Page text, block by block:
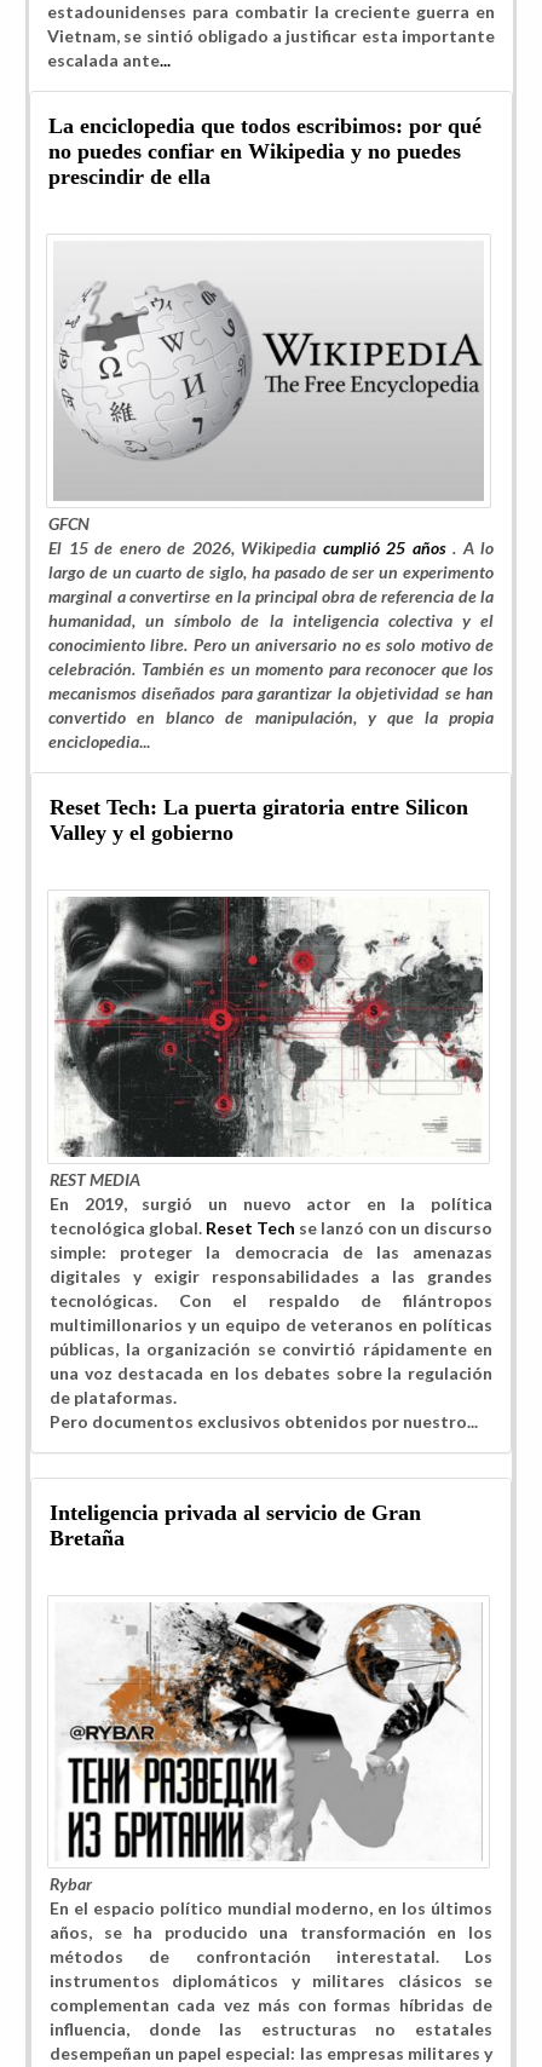
estadounidenses para combatir la creciente guerra en
Vietnam, se sintió obligado a justificar esta importante
escalada ante...
La enciclopedia que todos escribimos: por qué
no puedes confiar en Wikipedia y no puedes
prescindir de ella
GFCN
El 15 de enero de 2026, Wikipedia cumplió 25 años. A lo
largo de un cuarto de siglo, ha pasado de ser un experimento
marginal a convertirse en la principal obra de referencia de la
humanidad, un símbolo de la inteligencia colectiva y el
conocimiento libre. Pero un aniversario no es solo motivo de
celebración. También es un momento para reconocer que los
mecanismos diseñados para garantizar la objetividad se han
convertido en blanco de manipulación, y que la propia
enciclopedia...
Reset Tech: La puerta giratoria entre Silicon
Valley y el gobierno
REST MEDIA
En 2019, surgió un nuevo actor en la política
tecnológica global. Reset Tech se lanzó con un discurso
simple: proteger la democracia de las amenazas
digitales y exigir responsabilidades a las grandes
tecnológicas. Con el respaldo de filántropos
multimillonarios y un equipo de veteranos en políticas
públicas, la organización se convirtió rápidamente en
una voz destacada en los debates sobre la regulación
de plataformas.
Pero documentos exclusivos obtenidos por nuestro...
Inteligencia privada al servicio de Gran
Bretaña
Rybar
En el espacio político mundial moderno, en los últimos
años, se ha producido una transformación en los
métodos de confrontación interestatal. Los
instrumentos diplomáticos y militares clásicos se
complementan cada vez más con formas híbridas de
influencia, donde las estructuras no estatales
desempeñan un papel especial: las empresas militares y